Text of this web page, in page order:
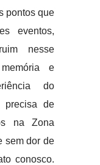
pontos que
eventos,
nesse
e
do
precisa de
na Zona
sem dor de
conosco.